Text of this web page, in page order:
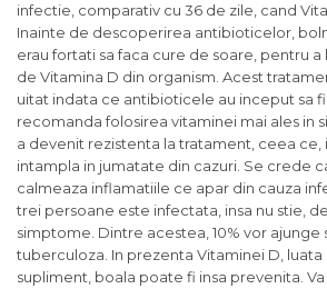
infectie, comparativ cu 36 de zile, cand
Inainte de descoperirea antibioticelor,
erau fortati sa faca cure de soare, pentru
de Vitamina D din organism. Acest
uitat indata ce antibioticele au inceput sa
recomanda folosirea vitaminei mai ales in
a devenit rezistenta la tratament, ceea ce,
intampla in jumatate din cazuri. Se crede
calmeaza inflamatiile ce apar din cauza
trei persoane este infectata, insa nu stie,
simptome. Dintre acestea, 10% vor ajunge
tuberculoza. In prezenta Vitaminei D, luata
supliment, boala poate fi insa prevenita.